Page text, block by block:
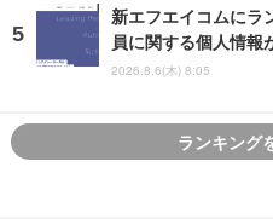
新エフエイコムにラ
員に関する個人情報
2026.8.6(木) 8:05
ランキング